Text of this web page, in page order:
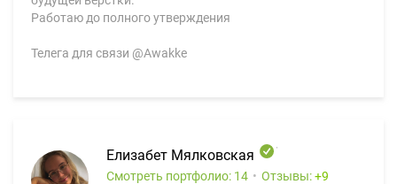
Работаю до полного утверждения
Телега для связи @Awakke
Елизабет Мялковская
Смотреть портфолио: 14 Отзывы:
9